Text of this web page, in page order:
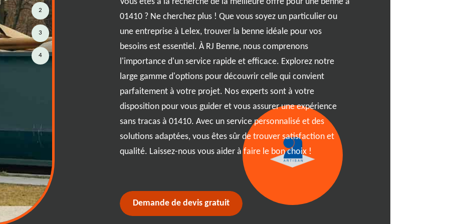
adaptées à vos besoins
particulier ou un professionnel
de location de bennes sur
à 01410. Nos bennes de
de vos besoins et
gestion des déchets.
01410 ? Ne cherchez plus ! Que vous soyez un particulier ou
une entreprise à Lelex, trouver la benne idéale pour vos
besoins est essentiel. À RJ Benne, nous comprenons
l'importance d'un service rapide et efficace. Explorez notre
large gamme d'options pour découvrir celle qui convient
parfaitement à votre projet. Nos experts sont à votre
disposition pour vous guider et vous assurer une expérience
sans tracas à 01410. Avec un service personnalisé et des
solutions adaptées, vous êtes sûr de trouver satisfaction et
qualité. Laissez-nous vous aider à faire le bon choix !
2
3
4
Demande de devis gratuit